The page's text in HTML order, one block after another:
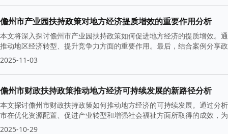
儋州市产业园扶持政策对地方经济提质增效的重要作用分析
本文将深入探讨儋州市产业园扶持政策如何促进地方经济的提质增效。
推动地区经济转型、提升竞争力方面的重要作用。最后，结合案例分享
2025-11-03
儋州市财政扶持政策推动地方经济可持续发展的新路径分析
本文探讨儋州市财政扶持政策如何推动地方经济的可持续发展。通过分
市在优化资源配置、促进产业转型和增强社会福祉方面所取得的成效，
2025-10-29